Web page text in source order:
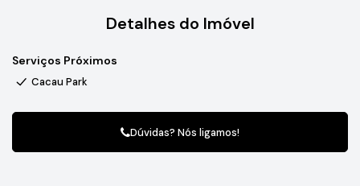
Localização estratégica – fácil acesso às principais vias da
cidade, com infraestrutura urbana consolidada
Este lote é perfeito para quem busca amplo espaço,
versatilidade e valorização garantida. Seja para empreender,
construir ou investir, oferece o cenário ideal para transformar
Detalhes do Imóvel
Serviços Próximos
Cacau Park
Dúvidas? Nós ligamos!